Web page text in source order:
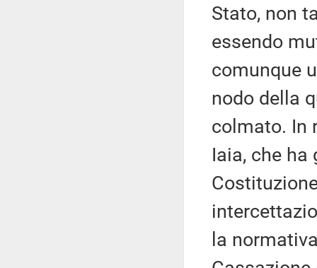
Stato, non
essendo
comunque
nodo della
colmato. In
Iaia, che
la